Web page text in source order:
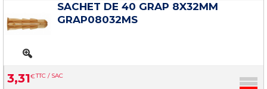
SACHET DE 40 GRAP 8X32MM
GRAP08032MS
3,31€TTC / SAC